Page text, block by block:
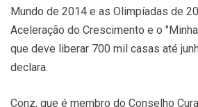
Mundo de 2014 e as Olimpíadas de
Aceleração do Crescimento e o
que deve liberar 700 mil casas até
declara.
Conz, que é membro do Conselho